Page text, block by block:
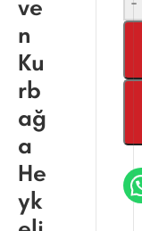
ve
n
Ku
rb
ağ
a
He
yk